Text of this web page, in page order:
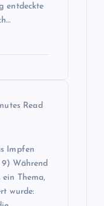
entdeckte
Read
Impfen
Während
Thema,
wurde: